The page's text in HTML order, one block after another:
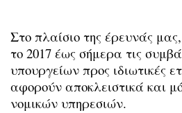
Στο πλαίσιο της έρευνάς
το 2017 έως σήμερα τις
υπουργείων προς ιδιωτικές
αφορούν αποκλειστικά και
νομικών υπηρεσιών.